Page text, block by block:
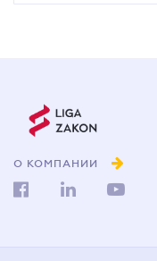
О КОМПАНИИ